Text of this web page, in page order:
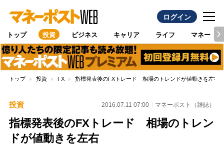
ログイン
トップ 投資 ビジネス キャリア ライフ マネー
トップ 投資 FX 指標発表後のFXトレード 相場のトレンドが値動きを左右
投資 2016.07.11 07:00 マネーポスト（雑誌）
指標発表後のFXトレード 相場のトレン
ドが値動きを左右